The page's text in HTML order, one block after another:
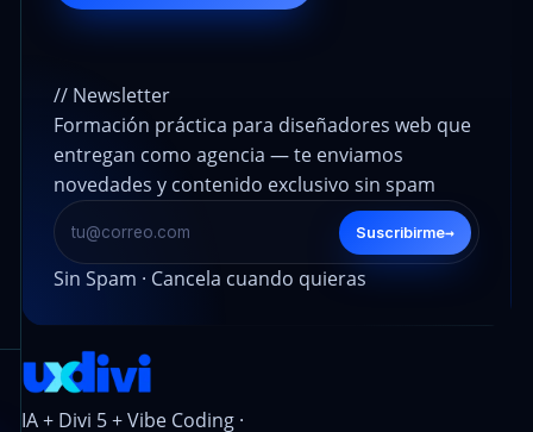
// Newsletter
Formación práctica para diseñadores web que
entregan como agencia — te enviamos
novedades y contenido exclusivo sin spam
Suscribirme→
Sin Spam · Cancela cuando quieras
IA + Divi 5 + Vibe Coding ·